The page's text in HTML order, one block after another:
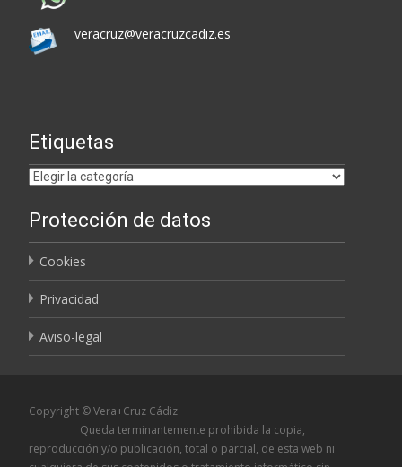
veracruz@veracruzcadiz.es
Etiquetas
Etiquetas
Protección de datos
Cookies
Privacidad
Aviso-legal
Copyright © Vera+Cruz Cádiz
Queda terminantemente prohibida la copia,
reproducción y/o publicación, total o parcial, de esta web ni